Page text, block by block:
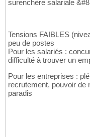
surenchère salariale
Tensions FAIBLES
peu de postes
Pour les salariés :
difficulté à trouver un
Pour les entreprises :
recrutement, pouvoir de
paradis